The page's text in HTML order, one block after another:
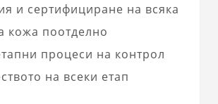
и сертифициране на всяка
кожа поотделно
процеси на контрол
на всеки етап